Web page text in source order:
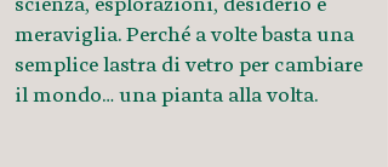
meraviglia. Perché a volte basta una
semplice lastra di vetro per cambiare
il mondo… una pianta alla volta.